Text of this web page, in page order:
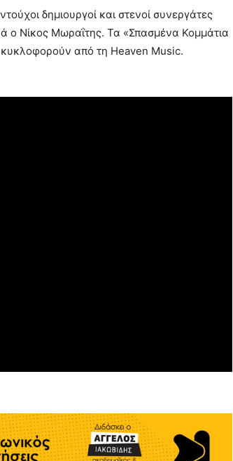
δημιουργοί και στενοί συνεργάτες
ο Νίκος Μωραΐτης. Τα «Σπασμένα Κομμάτια
από τη Heaven Music.